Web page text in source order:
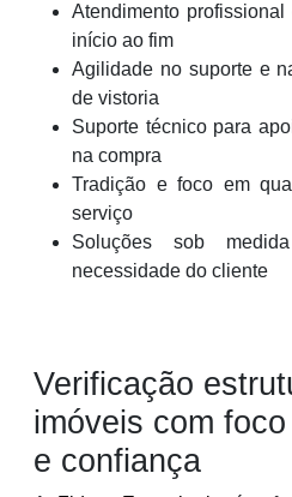
Atendimento
início ao fim
Agilidade no suporte e
de vistoria
Suporte técnico para
na compra
Tradição e foco em
serviço
Soluções sob
necessidade do cliente
Verificação
imóveis com
e confiança